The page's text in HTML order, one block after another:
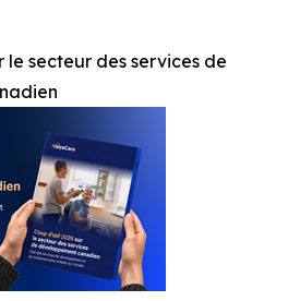
le secteur des services de